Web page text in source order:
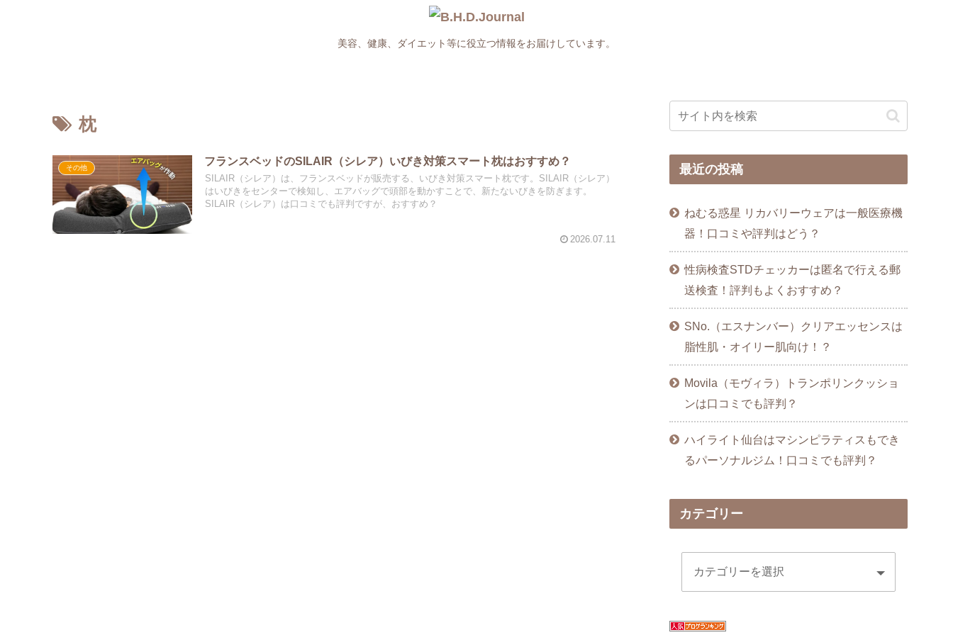
美容、健康、ダイエット等に役立つ情報をお届けしています。
枕
その他
フランスベッドのSILAIR（シレア）いびき対策スマート枕はおすすめ？
SILAIR（シレア）は、フランスベッドが販売する、いびき対策スマート枕です。SILAIR（シレア）
はいびきをセンターで検知し、エアバッグで頭部を動かすことで、新たないびきを防ぎます。
SILAIR（シレア）は口コミでも評判ですが、おすすめ？
2026.07.11
最近の投稿
ねむる惑星 リカバリーウェアは一般医療機
器！口コミや評判はどう？
性病検査STDチェッカーは匿名で行える郵
送検査！評判もよくおすすめ？
SNo.（エスナンバー）クリアエッセンスは
脂性肌・オイリー肌向け！？
Movila（モヴィラ）トランポリンクッショ
ンは口コミでも評判？
ハイライト仙台はマシンピラティスもでき
るパーソナルジム！口コミでも評判？
カテゴリー